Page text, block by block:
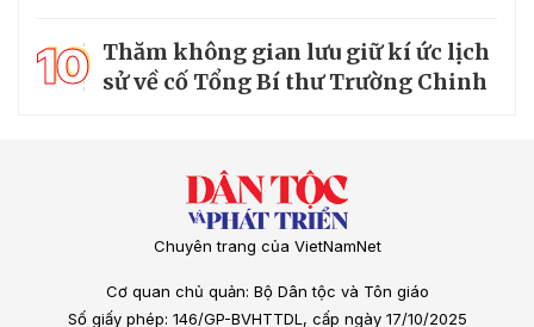
10 Thăm không gian lưu giữ kí ức lịch
sử về cố Tổng Bí thư Trường Chinh
Chuyên trang của VietNamNet
Cơ quan chủ quản: Bộ Dân tộc và Tôn giáo
Số giấy phép: 146/GP-BVHTTDL, cấp ngày 17/10/2025